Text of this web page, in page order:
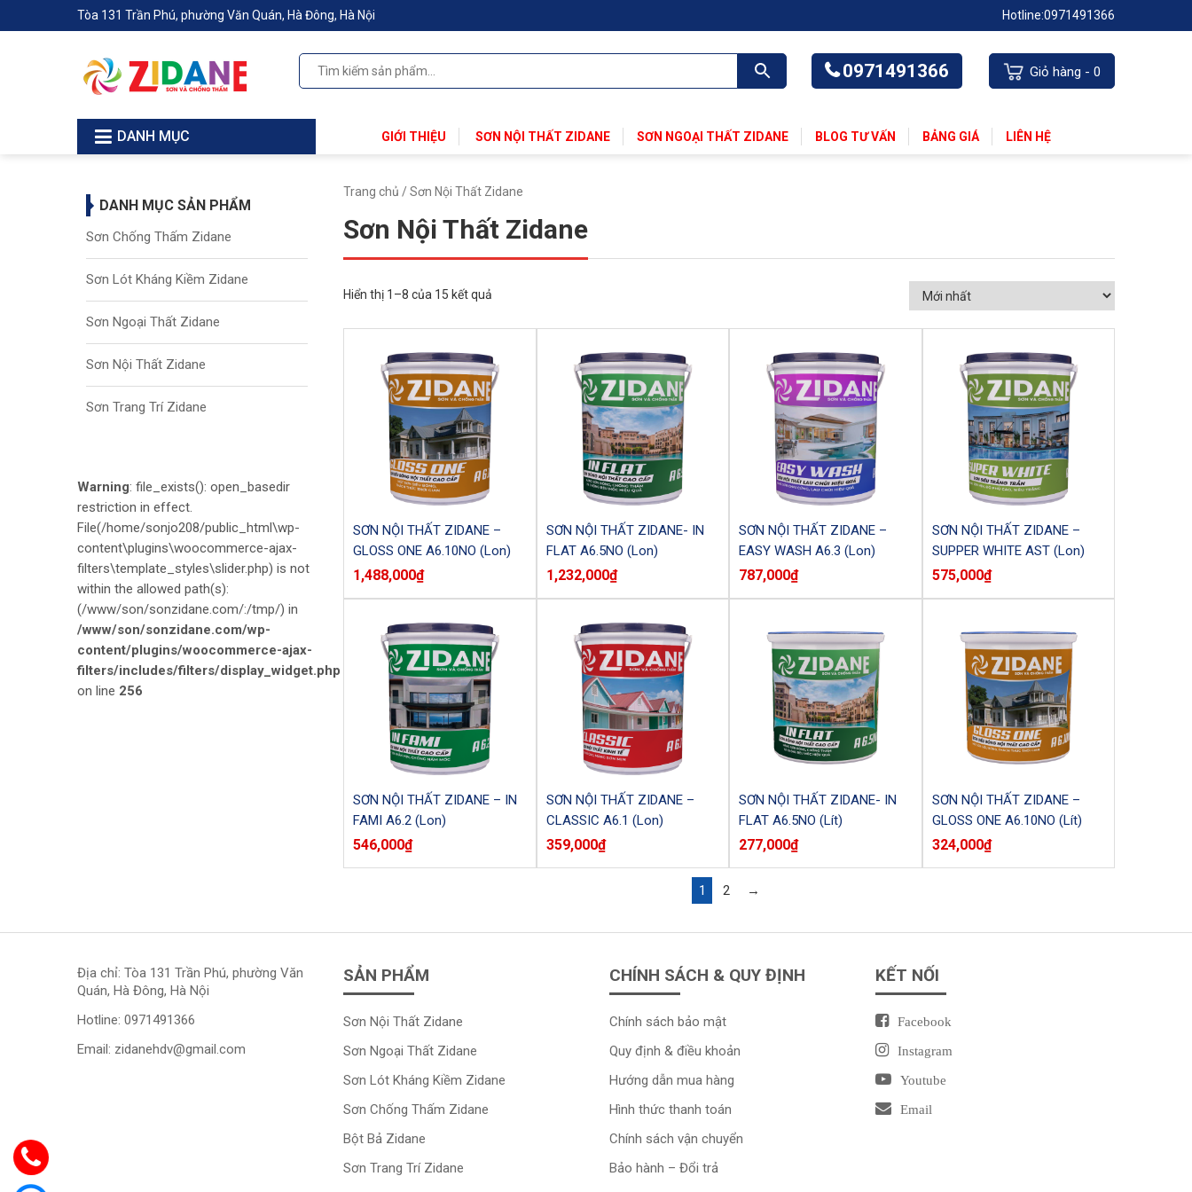
Tòa 131 Trần Phú, phường Văn Quán, Hà Đông, Hà Nội Hotline:0971491366
Giỏ hàng - 0
0971491366
DANH MỤC GIỚI THIỆU SƠN NỘI THẤT ZIDANE SƠN NGOẠI THẤT ZIDANE BLOG TƯ VẤN BẢNG GIÁ LIÊN HỆ
Trang chủ / Sơn Nội Thất Zidane
Sơn Nội Thất Zidane
Hiển thị 1–8 của 15 kết quả
SƠN NỘI THẤT ZIDANE –
GLOSS ONE A6.10NO (Lon)
1,488,000₫
SƠN NỘI THẤT ZIDANE- IN
FLAT A6.5NO (Lon)
1,232,000₫
SƠN NỘI THẤT ZIDANE –
EASY WASH A6.3 (Lon)
787,000₫
SƠN NỘI THẤT ZIDANE –
SUPPER WHITE AST (Lon)
575,000₫
SƠN NỘI THẤT ZIDANE – IN
FAMI A6.2 (Lon)
546,000₫
SƠN NỘI THẤT ZIDANE –
CLASSIC A6.1 (Lon)
359,000₫
SƠN NỘI THẤT ZIDANE- IN
FLAT A6.5NO (Lít)
277,000₫
SƠN NỘI THẤT ZIDANE –
GLOSS ONE A6.10NO (Lít)
324,000₫
1 2 →
DANH MỤC SẢN PHẨM
Sơn Chống Thấm Zidane
Sơn Lót Kháng Kiềm Zidane
Sơn Ngoại Thất Zidane
Sơn Nội Thất Zidane
Sơn Trang Trí Zidane
Warning: file_exists(): open_basedir
restriction in effect.
File(/home/sonjo208/public_html\wp-
content\plugins\woocommerce-ajax-
filters\template_styles\slider.php) is not
within the allowed path(s):
(/www/son/sonzidane.com/:/tmp/) in
/www/son/sonzidane.com/wp-
content/plugins/woocommerce-ajax-
filters/includes/filters/display_widget.php
on line 256
Địa chỉ: Tòa 131 Trần Phú, phường Văn
Quán, Hà Đông, Hà Nội
Hotline: 0971491366
Email: zidanehdv@gmail.com
SẢN PHẨM
Sơn Nội Thất Zidane
Sơn Ngoại Thất Zidane
Sơn Lót Kháng Kiềm Zidane
Sơn Chống Thấm Zidane
Bột Bả Zidane
Sơn Trang Trí Zidane
CHÍNH SÁCH & QUY ĐỊNH
Chính sách bảo mật
Quy định & điều khoản
Hướng dẫn mua hàng
Hình thức thanh toán
Chính sách vận chuyển
Bảo hành – Đổi trả
KẾT NỐI
Facebook
Instagram
Youtube
Email